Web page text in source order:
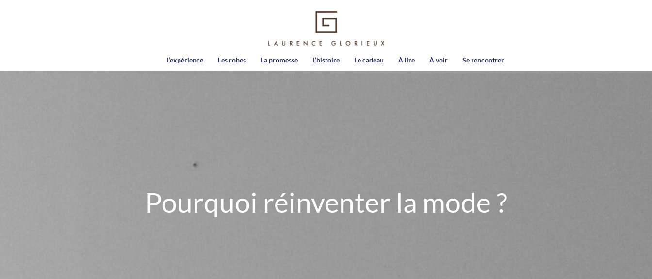
L’expérience Les robes La promesse L’histoire Le cadeau À lire À voir Se rencontrer
Pourquoi réinventer la mode ?